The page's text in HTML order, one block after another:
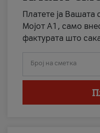
Платете ја Вашата
Мојот А1, само
фактурата што
Број на сметка